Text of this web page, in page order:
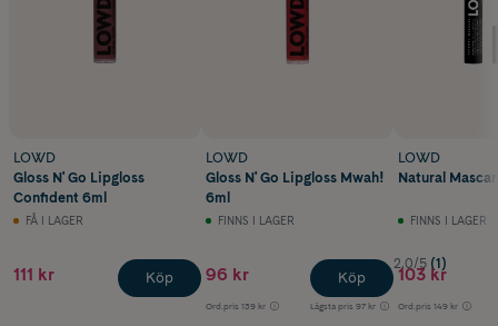
LOWD
Gloss N' Go Lipgloss
Confident 6ml
FÅ I LAGER
111 kr Köp
LOWD
Gloss N' Go Lipgloss Mwah!
6ml
FINNS I LAGER
96 kr
Ord.pris 139 kr Lägsta pris 97 kr
Köp
LOWD
Natural
FINNS I LAGER
2.0/5 (1)
103 kr
Ord.pris 149 kr